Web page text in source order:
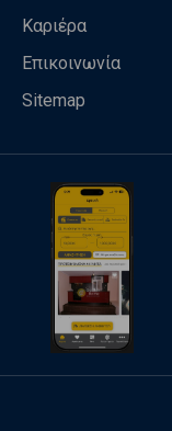
Καριέρα
Επικοινωνία
Sitemap